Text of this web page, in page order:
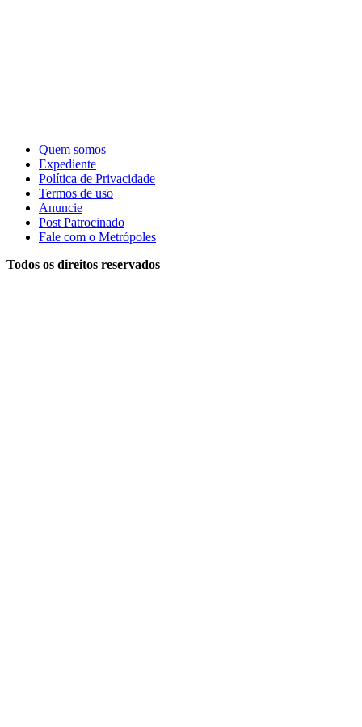
Quem somos
Expediente
Política de Privacidade
Termos de uso
Anuncie
Post Patrocinado
Fale com o Metrópoles
Todos os direitos reservados